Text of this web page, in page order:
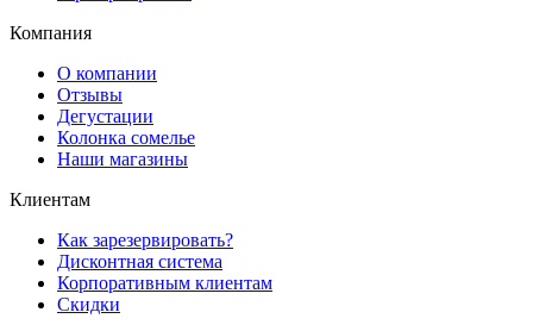
Компания
О компании
Отзывы
Дегустации
Колонка сомелье
Наши магазины
Клиентам
Как зарезервировать?
Дисконтная система
Корпоративным клиентам
Скидки